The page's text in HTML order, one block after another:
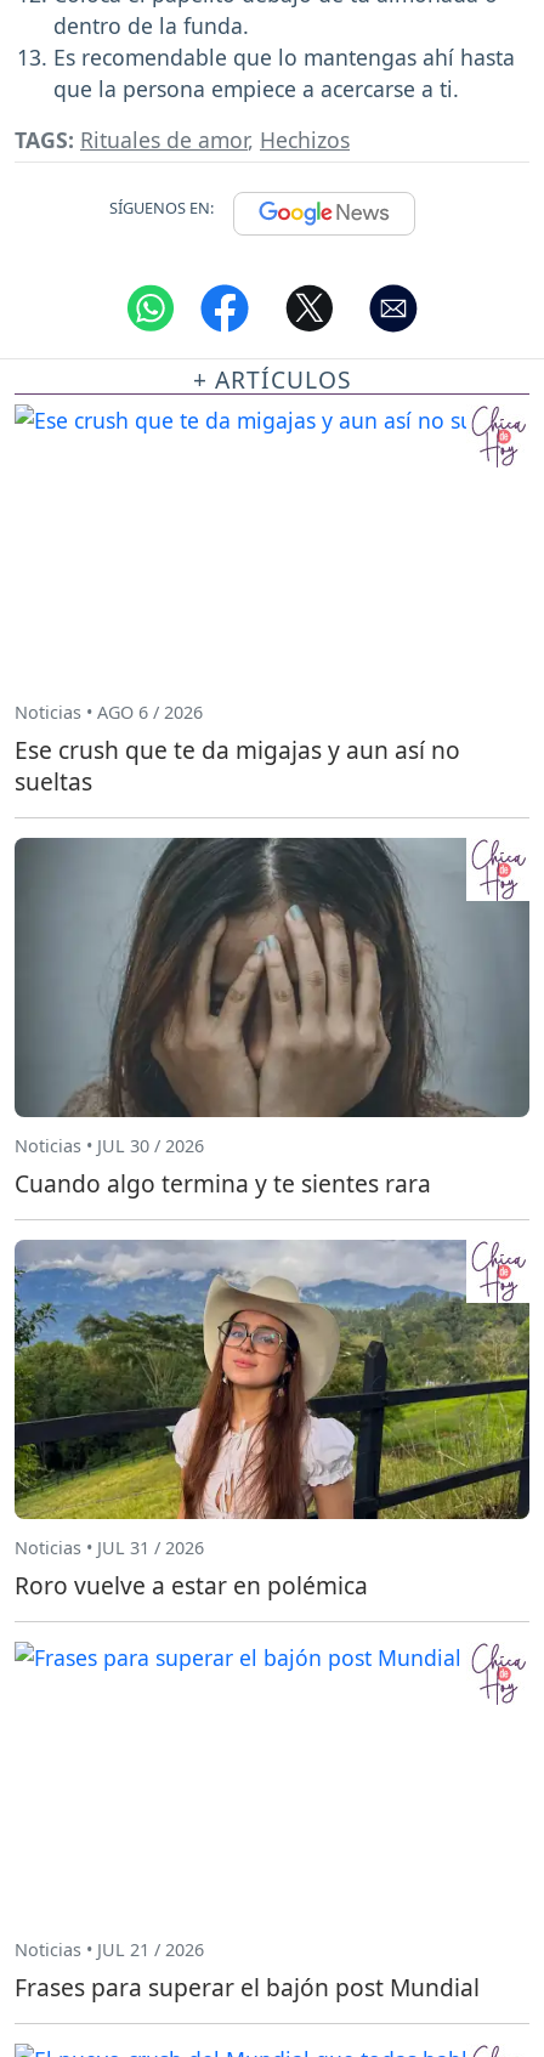
dentro de la funda.
Es recomendable que lo mantengas ahí hasta
que la persona empiece a acercarse a ti.
TAGS: Rituales de amor, Hechizos
SÍGUENOS EN:
+ ARTÍCULOS
Noticias • AGO 6 / 2026
Ese crush que te da migajas y aun así no
sueltas
Noticias • JUL 30 / 2026
Cuando algo termina y te sientes rara
Noticias • JUL 31 / 2026
Roro vuelve a estar en polémica
Noticias • JUL 21 / 2026
Frases para superar el bajón post Mundial